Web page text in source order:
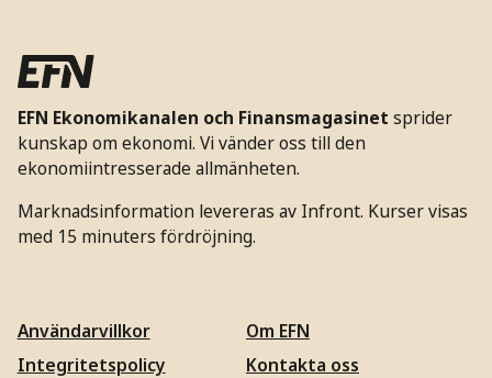
EFN Ekonomikanalen och Finansmagasinet sprider
kunskap om ekonomi. Vi vänder oss till den
ekonomiintresserade allmänheten.
Marknadsinformation levereras av Infront. Kurser visas
med 15 minuters fördröjning.
Användarvillkor
Integritetspolicy
Om EFN
Kontakta oss